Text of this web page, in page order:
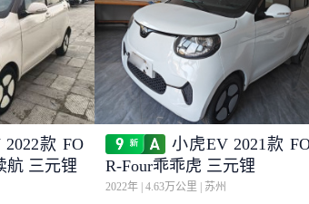
款 FO
航 三元锂
小虎EV 2021款
R-Four乖乖虎 三元锂
2022年 4.63万公里 苏州